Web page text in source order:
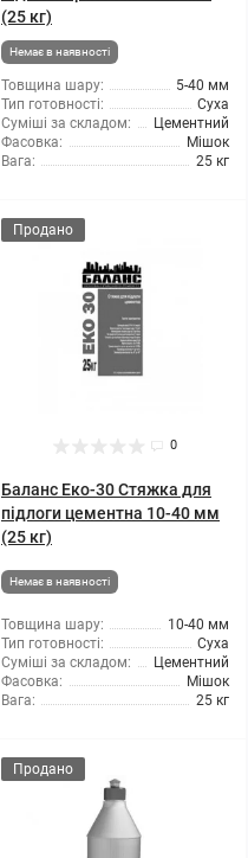
(25 кг)
Немає в наявності
Товщина шару:
5-40 мм
Тип готовності:
Суха
Суміші за складом:
Цементний
Фасовка:
Мішок
Вага:
25 кг
Продано
0
Баланс Еко-30 Стяжка для
підлоги цементна 10-40 мм
(25 кг)
Немає в наявності
Товщина шару:
10-40 мм
Тип готовності:
Суха
Суміші за складом:
Цементний
Фасовка:
Мішок
Вага:
25 кг
Продано